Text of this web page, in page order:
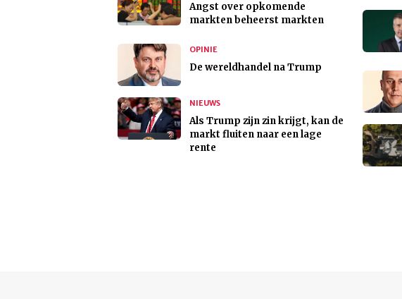
Angst over opkomende
markten beheerst markten
OPINIE
De wereldhandel na Trump
NIEUWS
Als Trump zijn zin krijgt, kan de
markt fluiten naar een lage
rente